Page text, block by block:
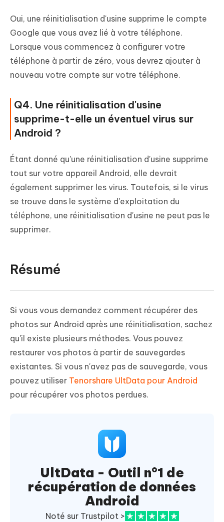
Oui, une réinitialisation d'usine supprime le compte
Google que vous avez lié à votre téléphone.
Lorsque vous commencez à configurer votre
téléphone à partir de zéro, vous devrez ajouter à
nouveau votre compte sur votre téléphone.
Q4. Une réinitialisation d'usine
supprime-t-elle un éventuel virus sur
Android ?
Étant donné qu'une réinitialisation d'usine supprime
tout sur votre appareil Android, elle devrait
également supprimer les virus. Toutefois, si le virus
se trouve dans le système d'exploitation du
téléphone, une réinitialisation d'usine ne peut pas le
supprimer.
Résumé
Si vous vous demandez comment récupérer des
photos sur Android après une réinitialisation, sachez
qu'il existe plusieurs méthodes. Vous pouvez
restaurer vos photos à partir de sauvegardes
existantes. Si vous n'avez pas de sauvegarde, vous
pouvez utiliser Tenorshare UltData pour Android
pour récupérer vos photos perdues.
UltData - Outil n°1 de
récupération de données
Android
Noté sur Trustpilot >